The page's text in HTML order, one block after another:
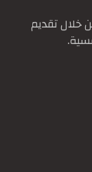
خلال تقديم